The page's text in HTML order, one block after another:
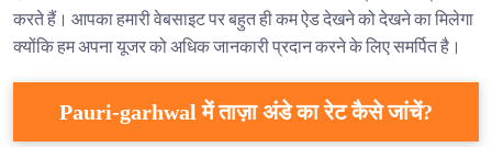
करते हैं। आपका हमारी वेबसाइट पर बहुत ही कम ऐड देखने को देखने का मिलेगा
क्योंकि हम अपना यूजर को अधिक जानकारी प्रदान करने के लिए समर्पित है।
Pauri-garhwal में ताज़ा अंडे का रेट कैसे जांचें?